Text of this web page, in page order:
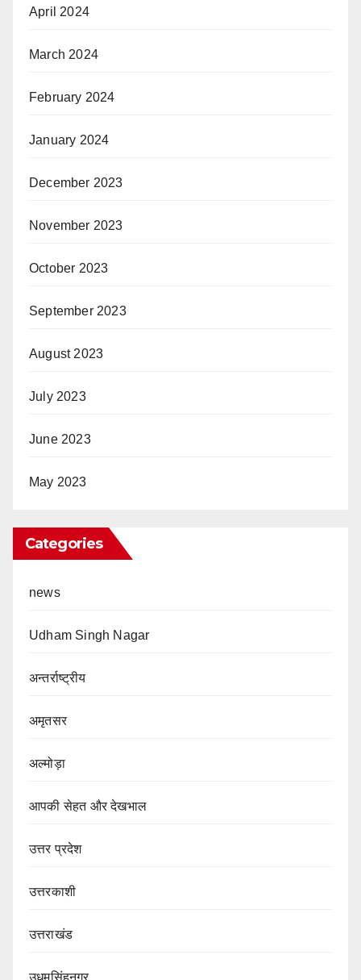
April 2024
March 2024
February 2024
January 2024
December 2023
November 2023
October 2023
September 2023
August 2023
July 2023
June 2023
May 2023
Categories
news
Udham Singh Nagar
अन्तर्राष्ट्रीय
अमृतसर
अल्मोड़ा
आपकी सेहत और देखभाल
उत्तर प्रदेश
उत्तरकाशी
उत्तराखंड
उधमसिंहनगर